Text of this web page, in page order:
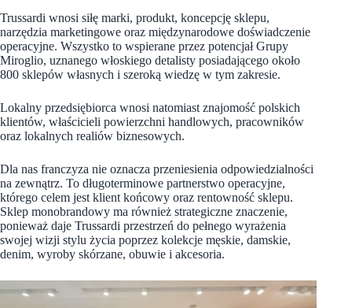
Trussardi wnosi siłę marki, produkt, koncepcję sklepu,
narzędzia marketingowe oraz międzynarodowe doświadczenie
operacyjne. Wszystko to wspierane przez potencjał Grupy
Miroglio, uznanego włoskiego detalisty posiadającego około
800 sklepów własnych i szeroką wiedzę w tym zakresie.
Lokalny przedsiębiorca wnosi natomiast znajomość polskich
klientów, właścicieli powierzchni handlowych, pracowników
oraz lokalnych realiów biznesowych.
Dla nas franczyza nie oznacza przeniesienia odpowiedzialności
na zewnątrz. To długoterminowe partnerstwo operacyjne,
którego celem jest klient końcowy oraz rentowność sklepu.
Sklep monobrandowy ma również strategiczne znaczenie,
ponieważ daje Trussardi przestrzeń do pełnego wyrażenia
swojej wizji stylu życia poprzez kolekcje męskie, damskie,
denim, wyroby skórzane, obuwie i akcesoria.